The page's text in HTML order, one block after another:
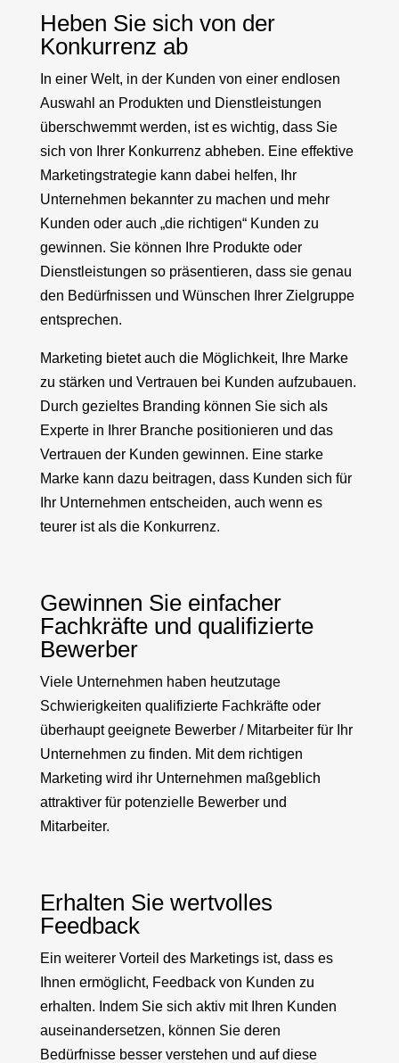
Heben Sie sich von der
Konkurrenz ab
In einer Welt, in der Kunden von einer endlosen
Auswahl an Produkten und Dienstleistungen
überschwemmt werden, ist es wichtig, dass Sie
sich von Ihrer Konkurrenz abheben. Eine effektive
Marketingstrategie kann dabei helfen, Ihr
Unternehmen bekannter zu machen und mehr
Kunden oder auch „die richtigen“ Kunden zu
gewinnen. Sie können Ihre Produkte oder
Dienstleistungen so präsentieren, dass sie genau
den Bedürfnissen und Wünschen Ihrer Zielgruppe
entsprechen.
Marketing bietet auch die Möglichkeit, Ihre Marke
zu stärken und Vertrauen bei Kunden aufzubauen.
Durch gezieltes Branding können Sie sich als
Experte in Ihrer Branche positionieren und das
Vertrauen der Kunden gewinnen. Eine starke
Marke kann dazu beitragen, dass Kunden sich für
Ihr Unternehmen entscheiden, auch wenn es
teurer ist als die Konkurrenz.
Gewinnen Sie einfacher
Fachkräfte und qualifizierte
Bewerber
Viele Unternehmen haben heutzutage
Schwierigkeiten qualifizierte Fachkräfte oder
überhaupt geeignete Bewerber / Mitarbeiter für Ihr
Unternehmen zu finden. Mit dem richtigen
Marketing wird ihr Unternehmen maßgeblich
attraktiver für potenzielle Bewerber und
Mitarbeiter.
Erhalten Sie wertvolles
Feedback
Ein weiterer Vorteil des Marketings ist, dass es
Ihnen ermöglicht, Feedback von Kunden zu
erhalten. Indem Sie sich aktiv mit Ihren Kunden
auseinandersetzen, können Sie deren
Bedürfnisse besser verstehen und auf diese